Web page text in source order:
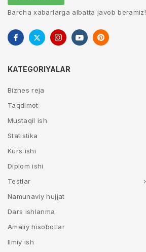
Barcha xabarlarga albatta javob beramiz!
KATEGORIYALAR
Biznes reja
Taqdimot
Mustaqil ish
Statistika
Kurs ishi
Diplom ishi
Testlar
Namunaviy hujjat
Dars ishlanma
Amaliy hisobotlar
Ilmiy ish